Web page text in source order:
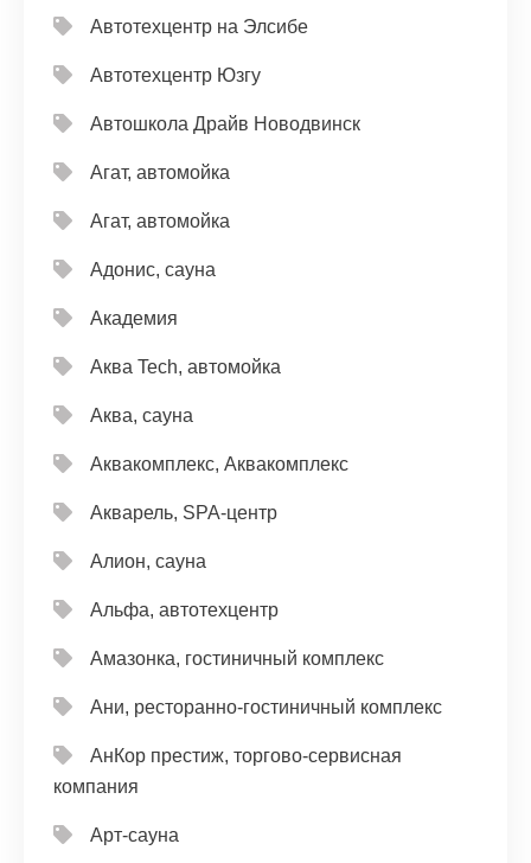
Автотехцентр на Элсибе
Автотехцентр Юзгу
Автошкола Драйв Новодвинск
Агат, автомойка
Агат, автомойка
Адонис, сауна
Академия
Аква Tech, автомойка
Аква, сауна
Аквакомплекс, Аквакомплекс
Акварель, SPA-центр
Алион, сауна
Альфа, автотехцентр
Амазонка, гостиничный комплекс
Ани, ресторанно-гостиничный комплекс
АнКор престиж, торгово-сервисная
компания
Арт-сауна